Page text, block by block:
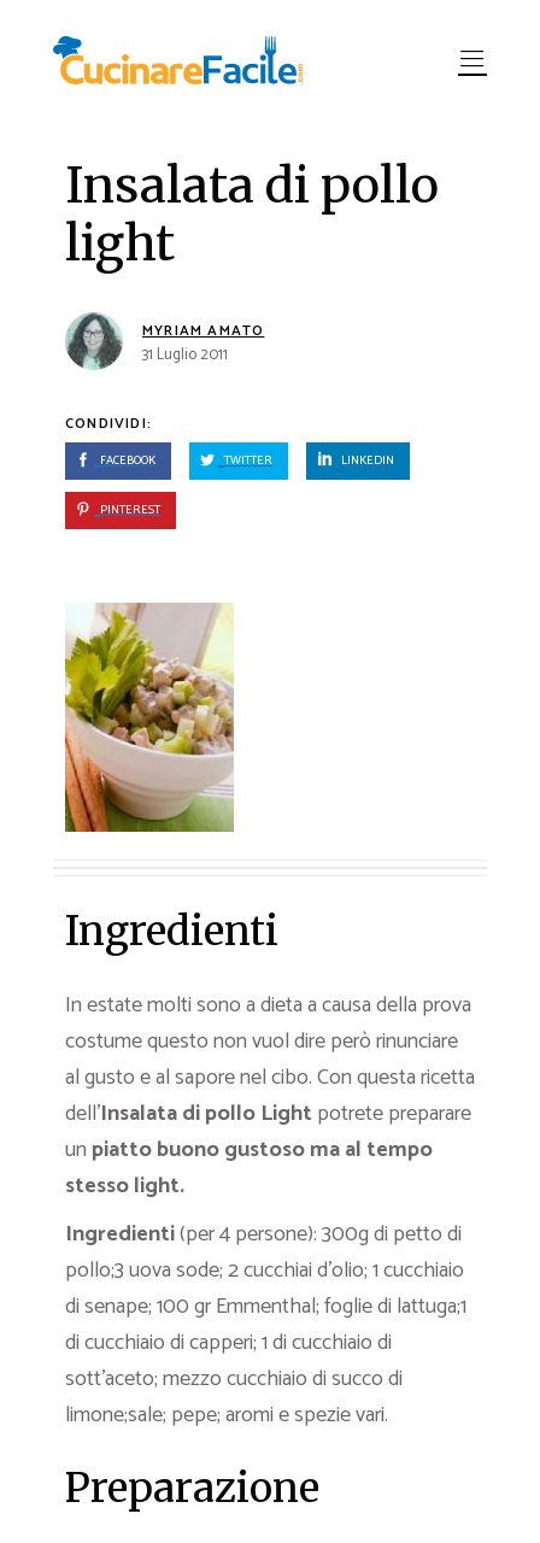
Insalata di pollo
light
MYRIAM AMATO
31 Luglio 2011
CONDIVIDI:
FACEBOOK TWITTER LINKEDIN
PINTEREST
Ingredienti
In estate molti sono a dieta a causa della prova
costume questo non vuol dire però rinunciare
al gusto e al sapore nel cibo. Con questa ricetta
dell’Insalata di pollo Light potrete preparare
un piatto buono gustoso ma al tempo
stesso light.
Ingredienti(per 4 persone): 300g di petto di
pollo;3 uova sode; 2 cucchiai d’olio; 1 cucchiaio
di senape; 100 gr Emmenthal; foglie di lattuga;1
di cucchiaio di capperi; 1 di cucchiaio di
sott’aceto; mezzo cucchiaio di succo di
limone;sale; pepe; aromi e spezie vari.
Preparazione